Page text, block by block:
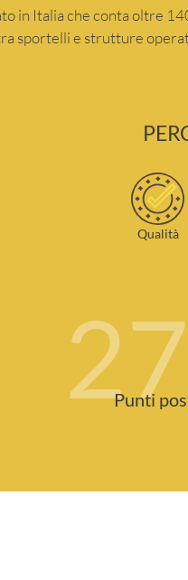
in Italia che conta oltre
sportelli e strutture
Qualità
Punti